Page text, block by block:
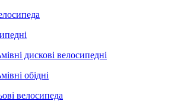
дискові велосипедні
обідні
велосипеда